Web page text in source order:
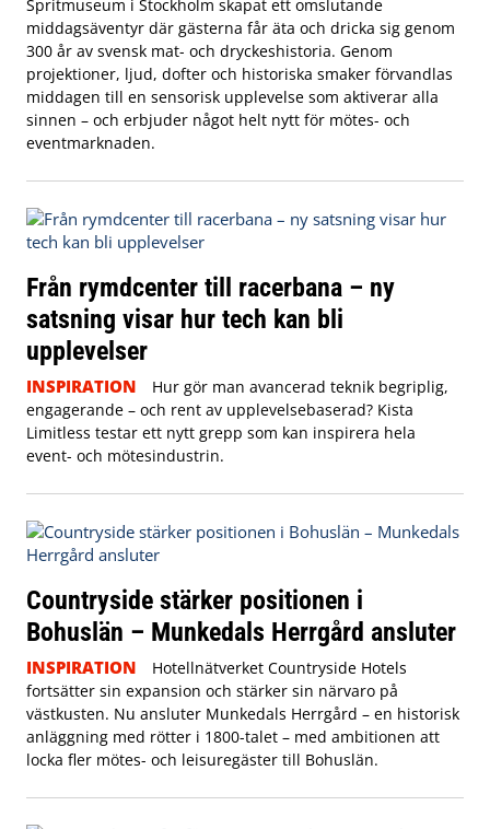
Spritmuseum i Stockholm skapat ett omslutande
middagsäventyr där gästerna får äta och dricka sig genom
300 år av svensk mat- och dryckeshistoria. Genom
projektioner, ljud, dofter och historiska smaker förvandlas
middagen till en sensorisk upplevelse som aktiverar alla
sinnen – och erbjuder något helt nytt för mötes- och
eventmarknaden.
Från rymdcenter till racerbana – ny
satsning visar hur tech kan bli
upplevelser
INSPIRATION
Hur gör man avancerad teknik begriplig,
engagerande – och rent av upplevelsebaserad? Kista
Limitless testar ett nytt grepp som kan inspirera hela
event- och mötesindustrin.
Countryside stärker positionen i
Bohuslän – Munkedals Herrgård ansluter
INSPIRATION
Hotellnätverket Countryside Hotels
fortsätter sin expansion och stärker sin närvaro på
västkusten. Nu ansluter Munkedals Herrgård – en historisk
anläggning med rötter i 1800-talet – med ambitionen att
locka fler mötes- och leisuregäster till Bohuslän.